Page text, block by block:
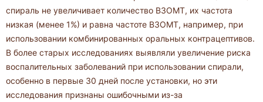
спираль не увеличивает количество ВЗОМТ, их частота
низкая (менее 1%) и равна частоте ВЗОМТ, например, при
использовании комбинированных оральных контрацептивов.
В более старых исследованиях выявляли увеличение риска
воспалительных заболеваний при использовании спирали,
особенно в первые 30 дней после установки, но эти
исследования признаны ошибочными из-за